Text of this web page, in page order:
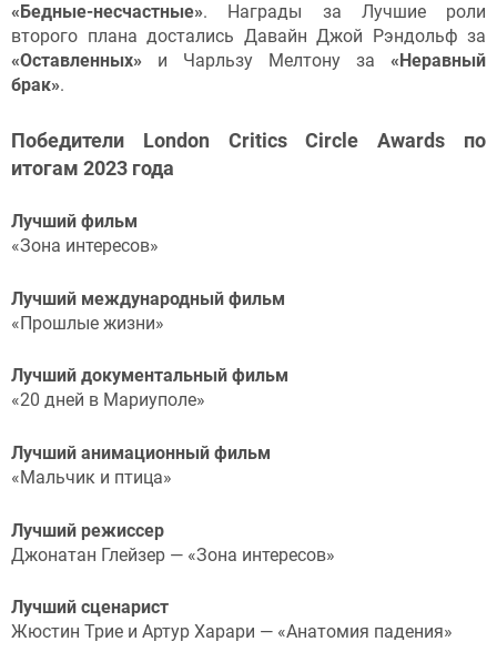
«Бедные-несчастные». Награды за Лучшие роли
второго плана достались Давайн Джой Рэндольф за
«Оставленных» и Чарльзу Мелтону за «Неравный
брак».
Победители London Critics Circle Awards по
итогам 2023 года
Лучший фильм
«Зона интересов»
Лучший международный фильм
«Прошлые жизни»
Лучший документальный фильм
«20 дней в Мариуполе»
Лучший анимационный фильм
«Мальчик и птица»
Лучший режиссер
Джонатан Глейзер — «Зона интересов»
Лучший сценарист
Жюстин Трие и Артур Харари — «Анатомия падения»